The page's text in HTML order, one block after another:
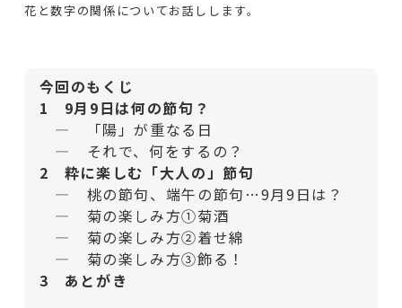
花と数字の関係についてお話しします。
今回のもくじ
1 9月9日は何の節句？
— 「陽」が重なる日
— それで、何をするの？
2 粋に楽しむ「大人の」節句
— 桃の節句、端午の節句…9月9日は？
— 菊の楽しみ方①菊酒
— 菊の楽しみ方②着せ綿
— 菊の楽しみ方③飾る！
3 あとがき